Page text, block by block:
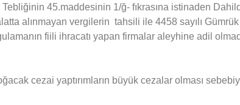
45.maddesinin 1/ğ- fıkrasına istinaden
alınmayan vergilerin tahsili ile 4458 sayılı
fiili ihracatı yapan firmalar aleyhine adil
cezai yaptırımların büyük cezalar olması